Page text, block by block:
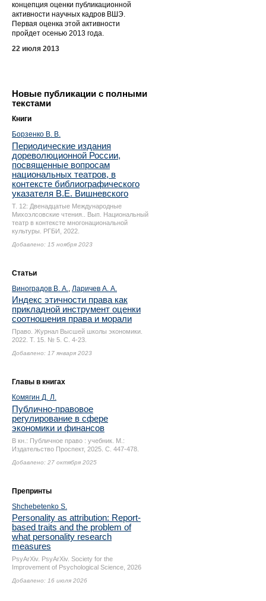
концепция оценки публикационной
активности научных кадров ВШЭ.
Первая оценка этой активности
пройдет осенью 2013 года.
22 июля 2013
Новые публикации с полными
текстами
Книги
Борзенко В. В.
Периодические издания
дореволюционной России,
посвященные вопросам
национальных театров, в
контексте библиографического
указателя В.Е. Вишневского
Т. 12: Двенадцатые Международные
Михоэлсовские чтения.. Вып. Национальный
театр в контексте многонациональной
культуры. РГБИ, 2022.
Добавлено: 15 ноября 2023
Статьи
Виноградов В. А.
Ларичев А. А.
Индекс этичности права как
прикладной инструмент оценки
соотношения права и морали
Право. Журнал Высшей школы экономики.
2022. Т. 15. № 5. С. 4-23.
Добавлено: 17 января 2023
Главы в книгах
Комягин Д. Л.
Публично-правовое
регулирование в сфере
экономики и финансов
В кн.: Публичное право : учебник. М.:
Издательство Проспект, 2025. С. 447-478.
Добавлено: 27 октября 2025
Препринты
Shchebetenko S.
Personality as attribution: Report-
based traits and the problem of
what personality research
measures
PsyArXiv. PsyArXiv. Society for the
Improvement of Psychological Science, 2026
Добавлено: 16 июля 2026